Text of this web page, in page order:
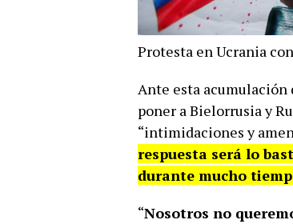
Protesta en Ucrania
Ante esta acumulación
poner a Bielorrusia y
“intimidaciones y
respuesta será lo
durante mucho
“Nosotros no